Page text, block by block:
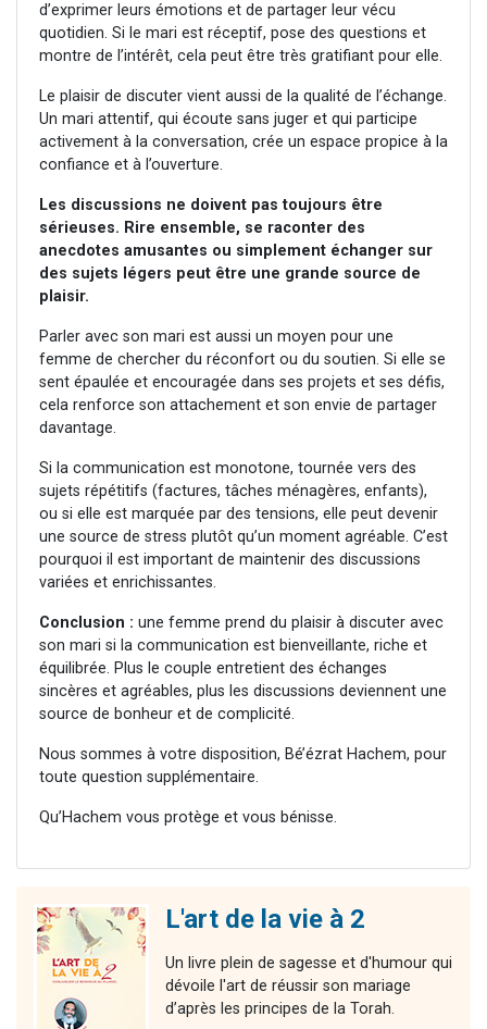
d’exprimer leurs émotions et de partager leur vécu
quotidien. Si le mari est réceptif, pose des questions et
montre de l’intérêt, cela peut être très gratifiant pour elle.
Le plaisir de discuter vient aussi de la qualité de l’échange.
Un mari attentif, qui écoute sans juger et qui participe
activement à la conversation, crée un espace propice à la
confiance et à l’ouverture.
Les discussions ne doivent pas toujours être
sérieuses. Rire ensemble, se raconter des
anecdotes amusantes ou simplement échanger sur
des sujets légers peut être une grande source de
plaisir.
Parler avec son mari est aussi un moyen pour une
femme de chercher du réconfort ou du soutien. Si elle se
sent épaulée et encouragée dans ses projets et ses défis,
cela renforce son attachement et son envie de partager
davantage.
Si la communication est monotone, tournée vers des
sujets répétitifs (factures, tâches ménagères, enfants),
ou si elle est marquée par des tensions, elle peut devenir
une source de stress plutôt qu’un moment agréable. C’est
pourquoi il est important de maintenir des discussions
variées et enrichissantes.
Conclusion : une femme prend du plaisir à discuter avec
son mari si la communication est bienveillante, riche et
équilibrée. Plus le couple entretient des échanges
sincères et agréables, plus les discussions deviennent une
source de bonheur et de complicité.
Nous sommes à votre disposition, Bé’ézrat Hachem, pour
toute question supplémentaire.
Qu’Hachem vous protège et vous bénisse.
L'art de la vie à 2
Un livre plein de sagesse et d'humour qui
dévoile l'art de réussir son mariage
d’après les principes de la Torah.